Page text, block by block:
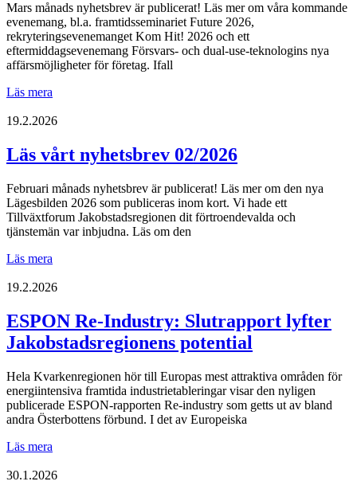
Mars månads nyhetsbrev är publicerat! Läs mer om våra kommande
evenemang, bl.a. framtidsseminariet Future 2026,
rekryteringsevenemanget Kom Hit! 2026 och ett
eftermiddagsevenemang Försvars- och dual-use-teknologins nya
affärsmöjligheter för företag. Ifall
Läs mera
nyhetsbrev
19.2.2026
Läs vårt nyhetsbrev 02/2026
Februari månads nyhetsbrev är publicerat! Läs mer om den nya
Lägesbilden 2026 som publiceras inom kort. Vi hade ett
Tillväxtforum Jakobstadsregionen dit förtroendevalda och
tjänstemän var inbjudna. Läs om den
Läs mera
nyhetsbrev
19.2.2026
ESPON Re-Industry: Slutrapport lyfter
Jakobstadsregionens potential
Hela Kvarkenregionen hör till Europas mest attraktiva områden för
energiintensiva framtida industrietableringar visar den nyligen
publicerade ESPON‑rapporten Re-industry som getts ut av bland
andra Österbottens förbund. I det av Europeiska
Läs mera
Industry:
30.1.2026